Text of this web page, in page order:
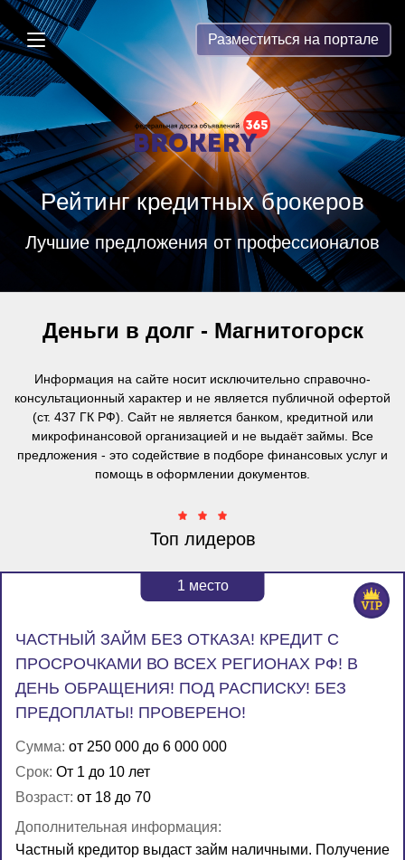
Brokery365 - Рейтинг кредитных
Разместиться на портале
Рейтинг кредитных брокеров
Лучшие предложения от профессионалов
Деньги в долг - Магнитогорск
Информация на сайте носит исключительно справочно-
консультационный характер и не является публичной офертой
(ст. 437 ГК РФ). Сайт не является банком, кредитной или
микрофинансовой организацией и не выдаёт займы. Все
предложения - это содействие в подборе финансовых услуг и
помощь в оформлении документов.
Топ лидеров
1 место
ЧАСТНЫЙ ЗАЙМ БЕЗ ОТКАЗА! КРЕДИТ С
ПРОСРОЧКАМИ ВО ВСЕХ РЕГИОНАХ РФ! В
ДЕНЬ ОБРАЩЕНИЯ! ПОД РАСПИСКУ! БЕЗ
ПРЕДОПЛАТЫ! ПРОВЕРЕНО!
Сумма: от 250 000 до 6 000 000
Срок: От 1 до 10 лет
Возраст: от 18 до 70
Дополнительная информация:
Частный кредитор выдаст займ наличными. Получение